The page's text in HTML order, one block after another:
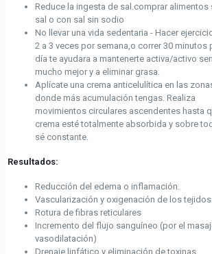
Reduce la ingesta de sal.comprar alimentos
sal o con sal sin sodio
No llevar una vida sedentaria - Hacer
2 a 3 veces por semana,o correr 30 minutos
día te ayudara a mantenerte activa/activo
mucho mejor y a eliminar grasa.
Aplícate una crema anticelulítica en las
donde más acumulación tengas. Realiza
movimientos circulares ascendentes hasta
crema esté totalmente absorbida y sobre
sé constante.
Resultados:
Reducción del edema o inflamación.
Vascularización y oxigenación de los
Rotura de fibras reticulares
Incremento del flujo sanguíneo (por el
vasodilatación)
Drenaje linfático y eliminación de toxinas